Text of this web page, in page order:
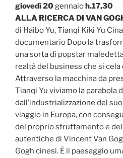
giovedì 20gennaioh.17,30
ALLA RICERCA DI VAN
di Haibo Yu, Tianqi Kiki Yu
documentario Dopo la
una sorta di popstar
realtà del business che si
Attraverso la macchina da
Tianqi Yu viviamo la parabola
dall’industrializzazione del
viaggio in Europa, con
del proprio sfruttamento e
autentiche di Vincent Van
Gogh cinesi. È il paesaggio